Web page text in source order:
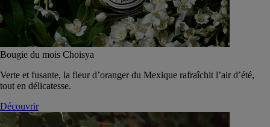
Bougie du mois Choisya
Verte et fusante, la fleur d’oranger du Mexique rafraîchit l’air d’été,
tout en délicatesse.
Découvrir